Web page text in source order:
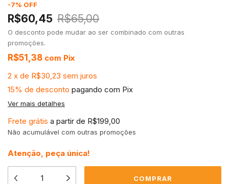
-7% OFF
R$60,45 R$65,00
O desconto pode mudar ao ser combinado com outras
promoções.
R$51,38 com Pix
2 x de R$30,23 sem juros
15% de desconto pagando com Pix
Ver mais detalhes
Frete grátis a partir de R$199,00
Não acumulável com outras promoções
Atenção, peça única!